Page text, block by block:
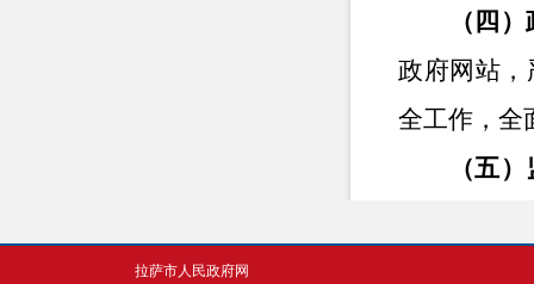
（四
政府网站
全工作，全
（五
拉萨市人民政府网